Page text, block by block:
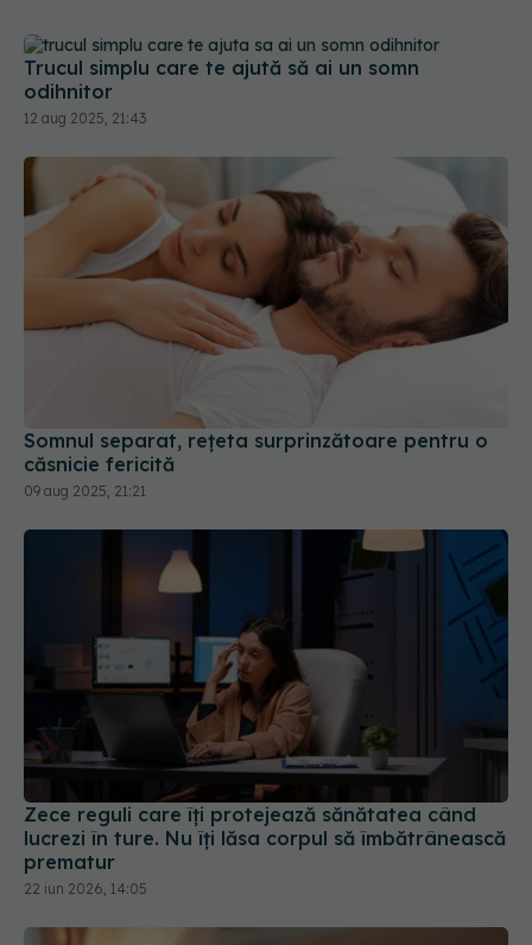
Somnul separat, rețeta surprinzătoare pentru o
căsnicie fericită
Zece reguli care îți protejează sănătatea când
lucrezi în ture. Nu îți lăsa corpul să îmbătrânească
prematur
22 iun 2026, 14:05